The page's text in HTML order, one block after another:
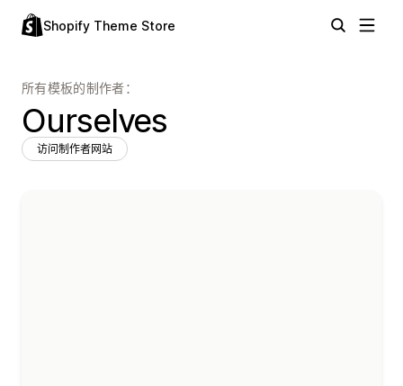
Shopify Theme Store
所有模板的制作者：
Ourselves
访问制作者网站